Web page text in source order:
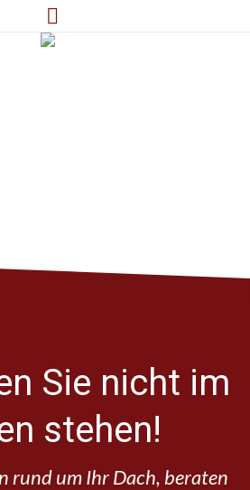
Sie nicht im
stehen!
rund um Ihr Dach, beraten